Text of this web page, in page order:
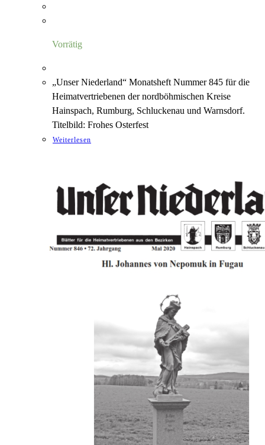
Vorrätig
„Unser Niederland“ Monatsheft Nummer 845 für die
Heimatvertriebenen der nordböhmischen Kreise
Hainspach, Rumburg, Schluckenau und Warnsdorf.
Titelbild: Frohes Osterfest
Weiterlesen